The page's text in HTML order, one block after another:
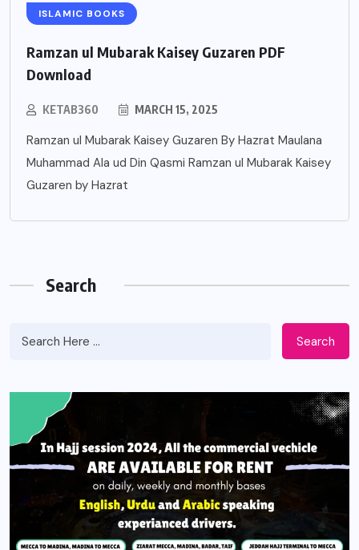
ISLAMIC BOOKS
Ramzan ul Mubarak Kaisey Guzaren PDF
Download
KETAB360 MARCH 15, 2025
Ramzan ul Mubarak Kaisey Guzaren By Hazrat Maulana
Muhammad Ala ud Din Qasmi Ramzan ul Mubarak Kaisey
Guzaren by Hazrat
Search
Search